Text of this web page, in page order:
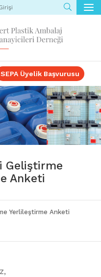
SEPA Üyelik Başvurusu
Geliştirme
Anketi
Yerlileştirme Anketi